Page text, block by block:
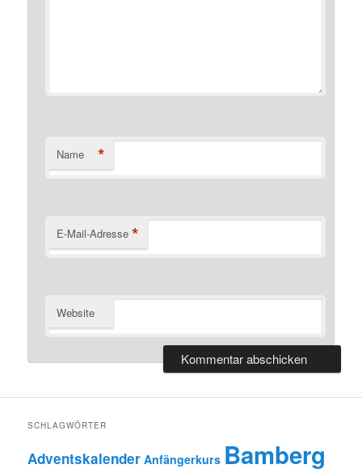
Name *
E-Mail-Adresse *
Website
SCHLAGWÖRTER
Adventskalender Anfängerkurs Bamberg